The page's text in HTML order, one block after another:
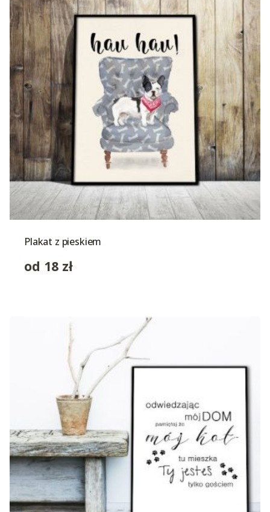
Plakat z pieskiem
od 18 zł